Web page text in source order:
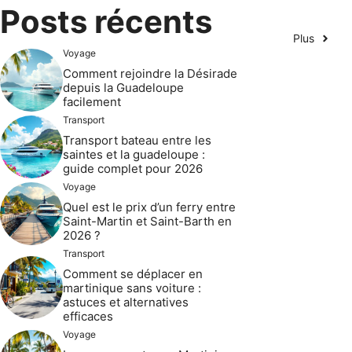
Posts récents Plus
Voyage
Comment rejoindre la Désirade
depuis la Guadeloupe
facilement
Transport
Transport bateau entre les
saintes et la guadeloupe :
guide complet pour 2026
Voyage
Quel est le prix d’un ferry entre
Saint-Martin et Saint-Barth en
2026 ?
Transport
Comment se déplacer en
martinique sans voiture :
astuces et alternatives
efficaces
Voyage